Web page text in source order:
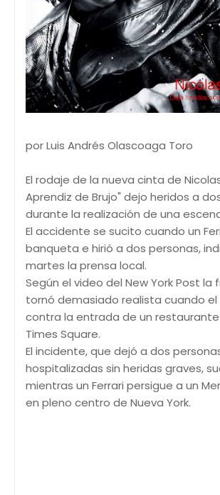
por Luis Andrés Olascoaga Toro
El rodaje de la nueva cinta de
Aprendiz de Brujo" dejo heridos a
durante la realización de una
El accidente se sucito cuando un
banqueta e hirió a dos personas,
martes la prensa local.
Según el video del New York Post la
tornó demasiado realista cuando el
contra la entrada de un
Times Square.
El incidente, que dejó a dos
hospitalizadas sin heridas graves,
mientras un Ferrari persigue a un
en pleno centro de Nueva York.